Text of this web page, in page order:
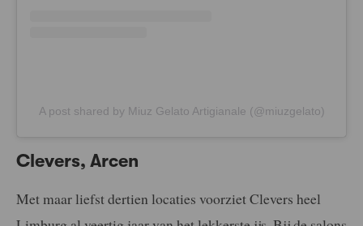
A post shared by Miuz Gelato Artigianale (@miuzgelato)
Clevers, Arcen
Met maar liefst dertien locaties voorziet Clevers heel